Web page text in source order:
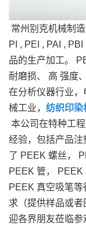
常州别克机械制
PI , PEI , PAI ,
品的生产加工。
耐磨损、 高 强度
在分析仪器行业
械工业， 纺织印染
本公司在特种工
经验，包括产品
了 PEEK 螺丝，
PEEK 管，
PEEK 真空吸笔
求（提供样品或
迎各界朋友莅临参